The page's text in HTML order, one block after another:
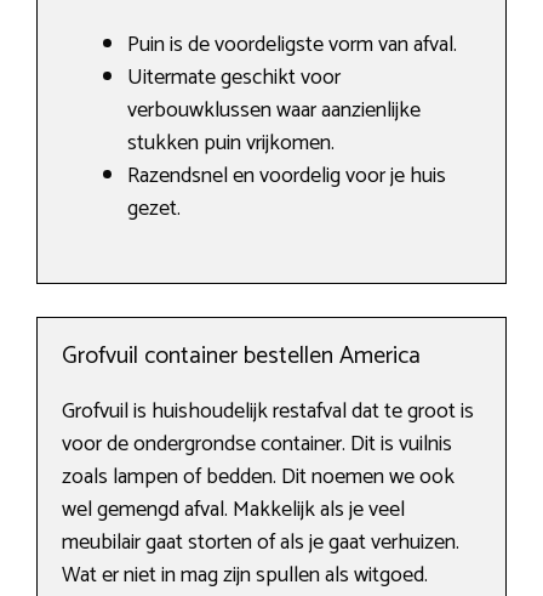
Puin is de voordeligste vorm van afval.
Uitermate geschikt voor
verbouwklussen waar aanzienlijke
stukken puin vrijkomen.
Razendsnel en voordelig voor je huis
gezet.
Grofvuil container bestellen America
Grofvuil is huishoudelijk restafval dat te groot is
voor de ondergrondse container. Dit is vuilnis
zoals lampen of bedden. Dit noemen we ook
wel gemengd afval. Makkelijk als je veel
meubilair gaat storten of als je gaat verhuizen.
Wat er niet in mag zijn spullen als witgoed.